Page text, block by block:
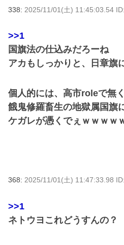
338: 2025/11/01(土) 11:45:03.54
>>1
国旗法の仕込みだろーね
アカもしっかりと、日章旗
個人的には、高市roleで無
餓鬼修羅畜生の地獄属国旗
ケガレが憑くでぇｗｗｗｗ
368: 2025/11/01(土) 11:47:33.98
>>1
ネトウヨこれどうすんの？